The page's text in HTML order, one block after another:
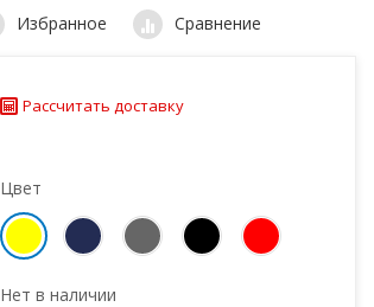
Избранное Сравнение
Рассчитать доставку
Цвет
Нет в наличии